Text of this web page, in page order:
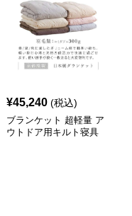
¥45,240 (税込)
ブランケット 超軽量 ア
ウトドア用キルト寝具